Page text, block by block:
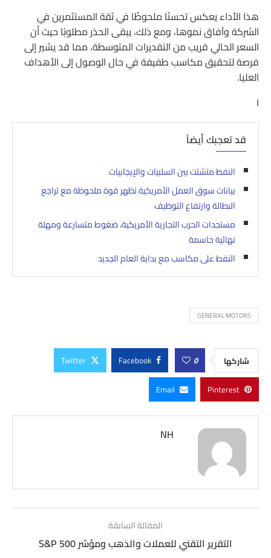
هذا الأداء يعكس تحسنًا ملحوظًا في ثقة المستثمرين في
الشركة وآفاق نموها، ومع ذلك، يبقى الحذر مطلوبًا حيث أن
السعر الحالي قريب من التقديرات المتوسطة، مما قد يشير إلى
فرصة لتحقيق مكاسب طفيفة في حال الوصول إلى الأهداف
العليا.
I
قد تعجبك أيضاً
النفط متشتت بين السلبيات والإيجابيات
بيانات سوق العمل الأمريكية تظهر قوة ملحوظة مع تراجع
البطالة وارتفاع التوظيف
مستجدات الحرب التجارية الأمريكية، ضغوط متسارعة ومهلة
نهائية حاسمة
النفط على مكاسب مع بداية العام الجديد
GENERAL MOTORS
شاركها 0
Facebook
Twitter
Pinterest
Email
NH
المقالة السابقة
التقرير التقني للعملات والذهب ومؤشر S&P 500